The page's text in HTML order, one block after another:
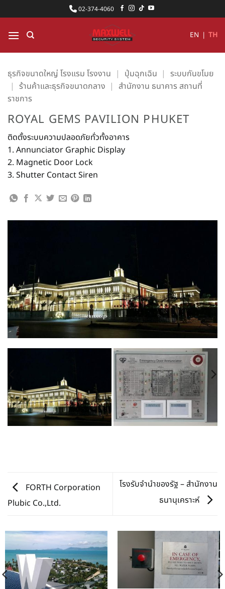
ไป
ยัง
เนื้อหา
02-374-4060
EN | TH
ธุรกิจขนาดใหญ่ โรงแรม โรงงาน | ปุ่มฉุกเฉิน | ระบบกันขโมย
| ร้านค้าและธุรกิจขนาดกลาง | สำนักงาน ธนาคาร สถานที่
ราชการ
ROYAL GEMS PAVILION PHUKET
ติดตั้งระบบความปลอดภัยทั่วทั้งอาคาร
1. Annunciator Graphic Display
2. Magnetic Door Lock
3. Shutter Contact Siren
FORTH Corporation
Plubic Co.,Ltd.
โรงรับจำนำของรัฐ – สำนักงาน
ธนานุเคราะห์